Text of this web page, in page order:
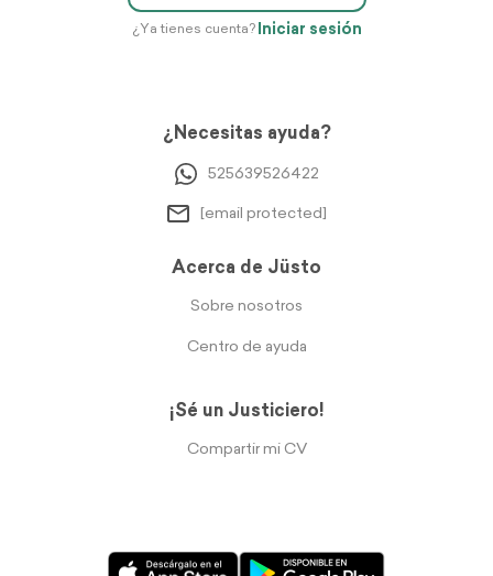
¿Ya tienes cuenta? Iniciar sesión
¿Necesitas ayuda?
525639526422
[email protected]
Acerca de Jüsto
Sobre nosotros
Centro de ayuda
¡Sé un Justiciero!
Compartir mi CV